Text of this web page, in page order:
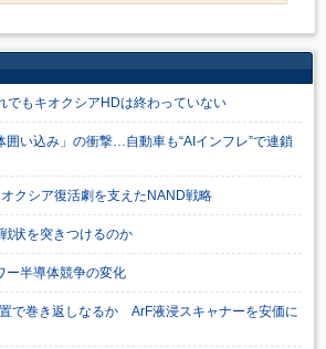
でもキオクシアHDは終わっていない
囲い込み」の衝撃…自動車も“AIインフレ”で連鎖
クシア復活劇を支えたNAND戦略
状を突きつけるのか
ー半導体競争の変化
で巻き返しなるか ArF液浸スキャナーを安価に